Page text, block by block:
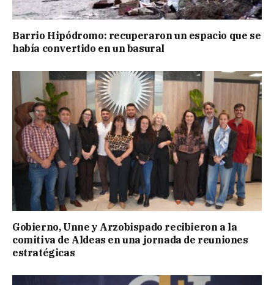
Barrio Hipódromo: recuperaron un espacio que se
había convertido en un basural
Gobierno, Unne y Arzobispado recibieron a la
comitiva de Aldeas en una jornada de reuniones
estratégicas